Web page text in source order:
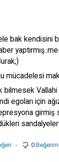
bak kendisini
mücadelesi
bilmesek
egoları için
girmiş
. 0